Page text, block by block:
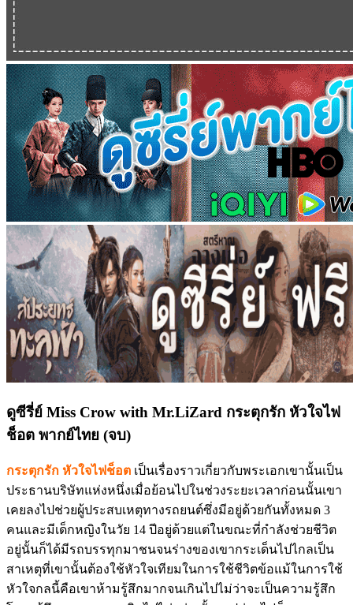
ดูซีรี่ย์ Miss Crow with Mr.LiZard กระตุกรัก หัวใจไฟ
ช็อต พากย์ไทย (จบ)
กระตุกรัก หัวใจไฟช็อต เป็นเรื่องราวเกี่ยวกับพระเอกเขานั้นเป็น
ประธานบริษัทแห่งหนึ่งเมื่อย้อนไปในช่วงระยะเวลาก่อนนั้นเขา
เคยลงไปช่วยผู้ประสบเหตุทางรถยนต์ซึ่งมีอยู่ด้วยกันทั้งหมด 3
คนและมีเด็กหญิงในวัย 14 ปีอยู่ด้วยแต่ในขณะที่กำลังช่วยชีวิต
อยู่นั้นก็ได้มีรถบรรทุกมาชนจนร่างของเขากระเด็นไปไกลเป็น
สาเหตุที่เขานั้นต้องใช้หัวใจเทียมในการใช้ชีวิตข้อแม้ในการใช้
หัวใจกลนี้คือเขาห้ามรู้สึกมากจนเกินไปไม่ว่าจะเป็นความรู้สึก